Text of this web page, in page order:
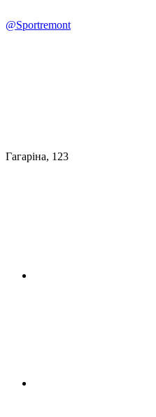
@Sportremont
Гагаріна, 123